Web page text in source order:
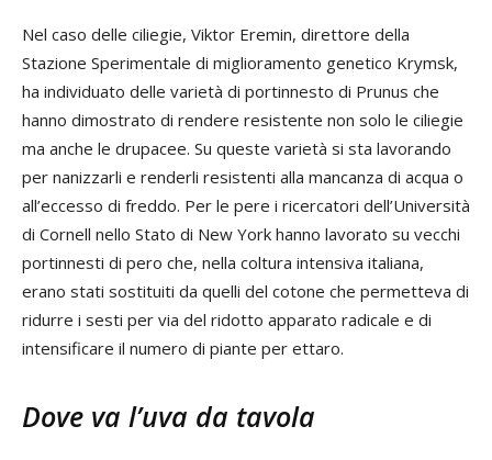
Nel caso delle ciliegie, Viktor Eremin, direttore della
Stazione Sperimentale di miglioramento genetico Krymsk,
ha individuato delle varietà di portinnesto di Prunus che
hanno dimostrato di rendere resistente non solo le ciliegie
ma anche le drupacee. Su queste varietà si sta lavorando
per nanizzarli e renderli resistenti alla mancanza di acqua o
all’eccesso di freddo. Per le pere i ricercatori dell’Università
di Cornell nello Stato di New York hanno lavorato su vecchi
portinnesti di pero che, nella coltura intensiva italiana,
erano stati sostituiti da quelli del cotone che permetteva di
ridurre i sesti per via del ridotto apparato radicale e di
intensificare il numero di piante per ettaro.
Dove va l’uva da tavola